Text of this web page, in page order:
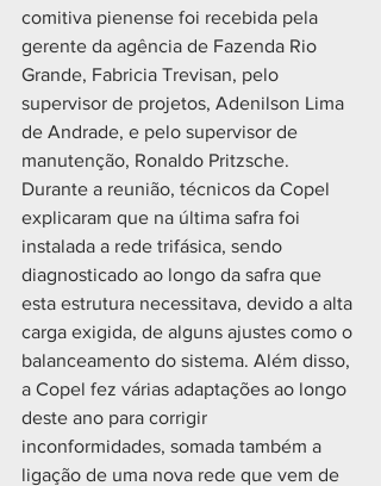
comitiva pienense foi recebida pela
gerente da agência de Fazenda Rio
Grande, Fabricia Trevisan, pelo
supervisor de projetos, Adenilson Lima
de Andrade, e pelo supervisor de
manutenção, Ronaldo Pritzsche.
Durante a reunião, técnicos da Copel
explicaram que na última safra foi
instalada a rede trifásica, sendo
diagnosticado ao longo da safra que
esta estrutura necessitava, devido a alta
carga exigida, de alguns ajustes como o
balanceamento do sistema. Além disso,
a Copel fez várias adaptações ao longo
deste ano para corrigir
inconformidades, somada também a
ligação de uma nova rede que vem de